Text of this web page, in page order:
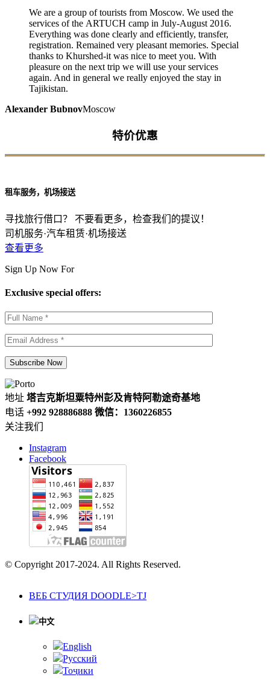
We are a group of tourists from Moscow. We used the
services of the ARTUCH camp in July-August 2016.
Everything was done clearly and efficiently, transfer,
registration. Remained very pleasant memories. Special
thanks to Khurshed-it was nice to meet you. With
pleasure on the next trip we will use your services
again. And in general we really enjoyed the stay in
Tajikistan.
Alexander BubnovMoscow
特价优惠
租车服务，机场接送
寻找旅行借口？ 不要看更多，检查我们的提议！
司机服务·汽车租赁·机场接送
查看更多
Sign Up Now For
Exclusive special offers:
地址 塔吉克斯坦粟特州彭及肯特阿勒途奇基地
电话 +992 928886888 微信：1360226855
关注我们
Instagram
Facebook
© Copyright 2017-2024. All Rights Reserved.
ВЕБ СТУДИЯ DOODLE>TJ
中文
English
Русский
Тоҷики